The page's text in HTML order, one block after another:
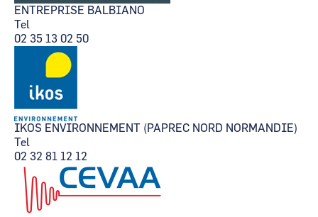
ENTREPRISE BALBIANO
Tel
02 35 13 02 50
IKOS ENVIRONNEMENT (PAPREC NORD NORMANDIE)
Tel
02 32 81 12 12